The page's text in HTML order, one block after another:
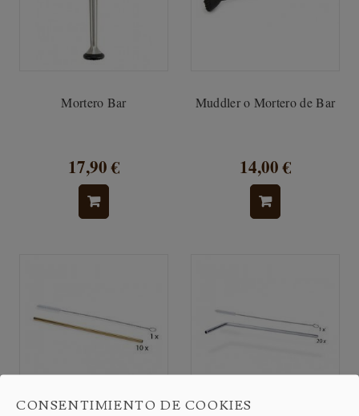
Mortero Bar
17,90 €
Muddler o Mortero de Bar
14,00 €
CONSENTIMIENTO DE COOKIES